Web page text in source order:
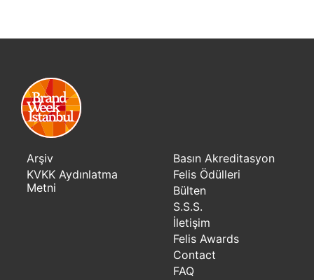
Arşiv
KVKK Aydınlatma
Metni
Basın Akreditasyon
Felis Ödülleri
Bülten
S.S.S.
İletişim
Felis Awards
Contact
FAQ